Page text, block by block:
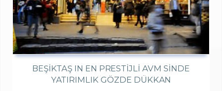
BEŞIKTAŞ IN EN PRESTIJLI AVM SINDE
YATIRIMLIK GÖZDE DÜKKAN